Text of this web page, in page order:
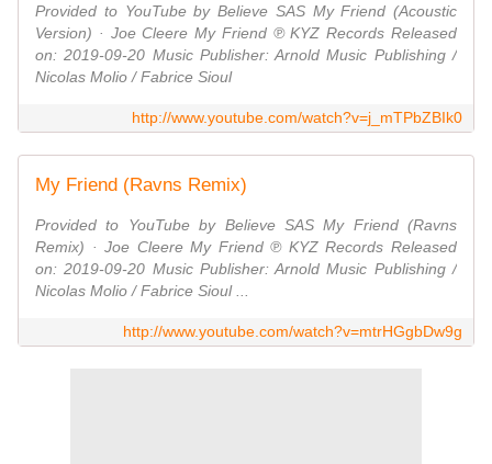
Provided to YouTube by Believe SAS My Friend (Acoustic
Version) · Joe Cleere My Friend ℗ KYZ Records Released
on: 2019-09-20 Music Publisher: Arnold Music Publishing /
Nicolas Molio / Fabrice Sioul
http://www.youtube.com/watch?v=j_mTPbZBIk0
My Friend (Ravns Remix)
Provided to YouTube by Believe SAS My Friend (Ravns
Remix) · Joe Cleere My Friend ℗ KYZ Records Released
on: 2019-09-20 Music Publisher: Arnold Music Publishing /
Nicolas Molio / Fabrice Sioul ...
http://www.youtube.com/watch?v=mtrHGgbDw9g